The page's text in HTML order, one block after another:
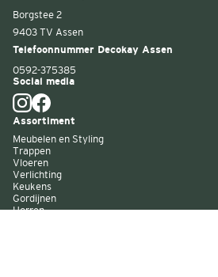
Borgstee 2
9403 TV Assen
Telefoonnummer Decokay Assen
0592-375385
Social media
Assortiment
Meubelen en Styling
Trappen
Vloeren
Verlichting
Keukens
Gordijnen
Horren